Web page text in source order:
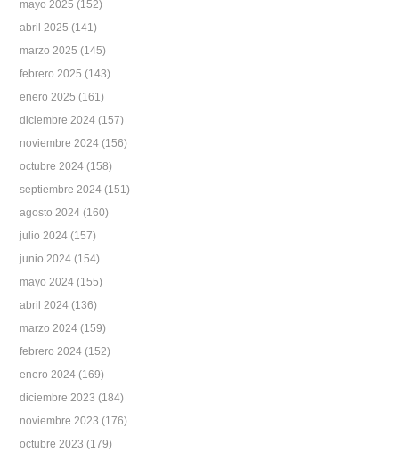
mayo 2025 (152)
abril 2025 (141)
marzo 2025 (145)
febrero 2025 (143)
enero 2025 (161)
diciembre 2024 (157)
noviembre 2024 (156)
octubre 2024 (158)
septiembre 2024 (151)
agosto 2024 (160)
julio 2024 (157)
junio 2024 (154)
mayo 2024 (155)
abril 2024 (136)
marzo 2024 (159)
febrero 2024 (152)
enero 2024 (169)
diciembre 2023 (184)
noviembre 2023 (176)
octubre 2023 (179)